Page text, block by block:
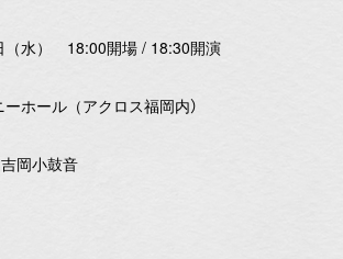
（水） 18:00開場 / 18:30開演
ホール（アクロス福岡内）
岡小鼓音